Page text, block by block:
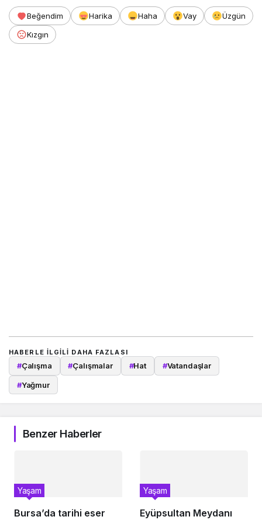
Beğendim Harika Haha Vay
Üzgün
Kızgın
HABERLE ILGILI DAHA FAZLASI
#Çalışma #Çalışmalar #Hat #Vatandaşlar
#Yağmur
Benzer Haberler
Bursa’da tarihi eser
Yaşam
Eyüpsultan Meydanı
Yaşam